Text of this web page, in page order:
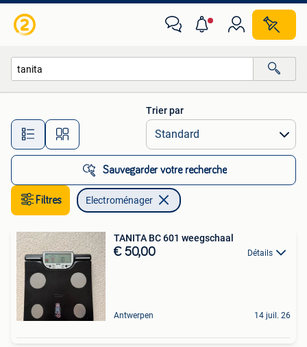
Toutes les distances…
Trier par
Sauvegarder votre recherche
Filtres Electroménager
TANITA BC 601 weegschaal
€ 50,00 Détails
Antwerpen 14 juil. 26